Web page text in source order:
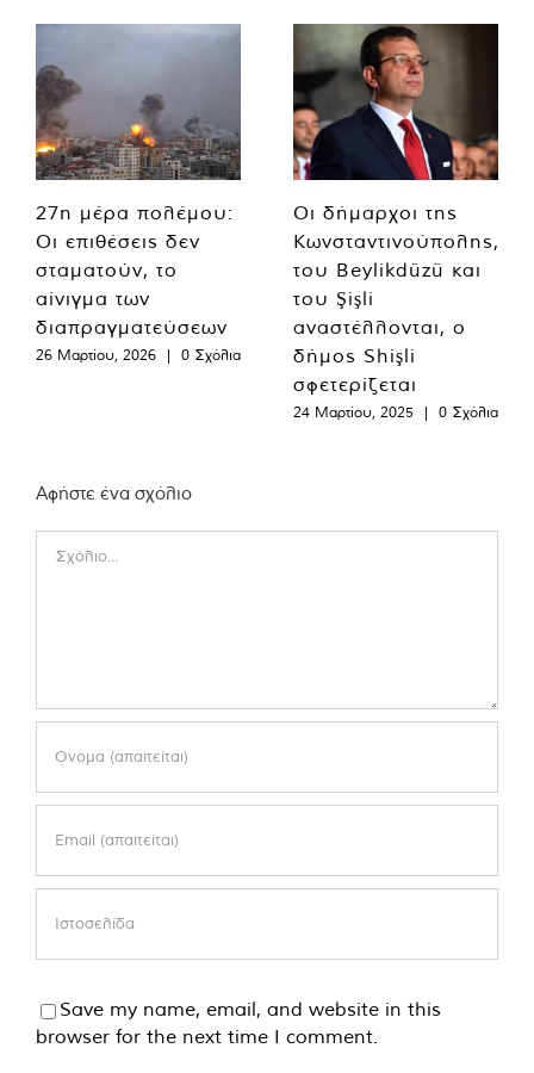
27η μέρα πολέμου:
Οι επιθέσεις δεν
σταματούν, το
αίνιγμα των
διαπραγματεύσεων
26 Μαρτίου, 2026 | 0 Σχόλια
Οι δήμαρχοι της
Κωνσταντινούπολης,
του Beylikdüzü και
του Şişli
αναστέλλονται, ο
δήμος Shişli
σφετερίζεται
24 Μαρτίου, 2025 | 0 Σχόλια
Αφήστε ένα σχόλιο
Save my name, email, and website in this
browser for the next time I comment.